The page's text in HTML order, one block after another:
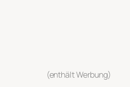
(enthält Werbung)